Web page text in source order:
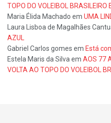
TOPO DO VOLEIBOL BRASILEIRO
Maria Élida Machado em UMA
Laura Lisboa de Magalhães
AZUL
Gabriel Carlos gomes em Está
Estela Maris da Silva em AOS 77
VOLTA AO TOPO DO VOLEIBOL